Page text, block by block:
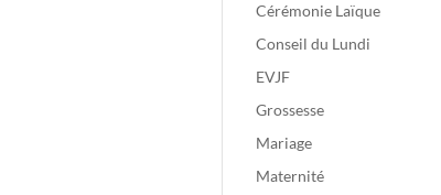
Cérémonie Laïque
Conseil du Lundi
EVJF
Grossesse
Mariage
Maternité